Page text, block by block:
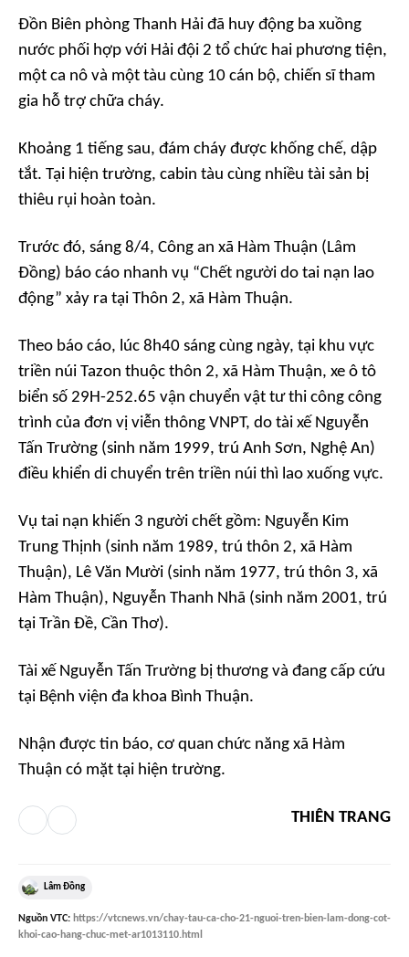
Đồn Biên phòng Thanh Hải đã huy động ba xuồng
nước phối hợp với Hải đội 2 tổ chức hai phương tiện,
một ca nô và một tàu cùng 10 cán bộ, chiến sĩ tham
gia hỗ trợ chữa cháy.
Khoảng 1 tiếng sau, đám cháy được khống chế, dập
tắt. Tại hiện trường, cabin tàu cùng nhiều tài sản bị
thiêu rụi hoàn toàn.
Trước đó, sáng 8/4, Công an xã Hàm Thuận (Lâm
Đồng) báo cáo nhanh vụ “Chết người do tai nạn lao
động” xảy ra tại Thôn 2, xã Hàm Thuận.
Theo báo cáo, lúc 8h40 sáng cùng ngày, tại khu vực
triền núi Tazon thuộc thôn 2, xã Hàm Thuận, xe ô tô
biển số 29H-252.65 vận chuyển vật tư thi công công
trình của đơn vị viễn thông VNPT, do tài xế Nguyễn
Tấn Trường (sinh năm 1999, trú Anh Sơn, Nghệ An)
điều khiển di chuyển trên triền núi thì lao xuống vực.
Vụ tai nạn khiến 3 người chết gồm: Nguyễn Kim
Trung Thịnh (sinh năm 1989, trú thôn 2, xã Hàm
Thuận), Lê Văn Mười (sinh năm 1977, trú thôn 3, xã
Hàm Thuận), Nguyễn Thanh Nhã (sinh năm 2001, trú
tại Trần Đề, Cần Thơ).
Tài xế Nguyễn Tấn Trường bị thương và đang cấp cứu
tại Bệnh viện đa khoa Bình Thuận.
Nhận được tin báo, cơ quan chức năng xã Hàm
Thuận có mặt tại hiện trường.
THIÊN TRANG
Lâm Đồng
Nguồn VTC: https://vtcnews.vn/chay-tau-ca-cho-21-nguoi-tren-bien-lam-dong-cot-
khoi-cao-hang-chuc-met-ar1013110.html